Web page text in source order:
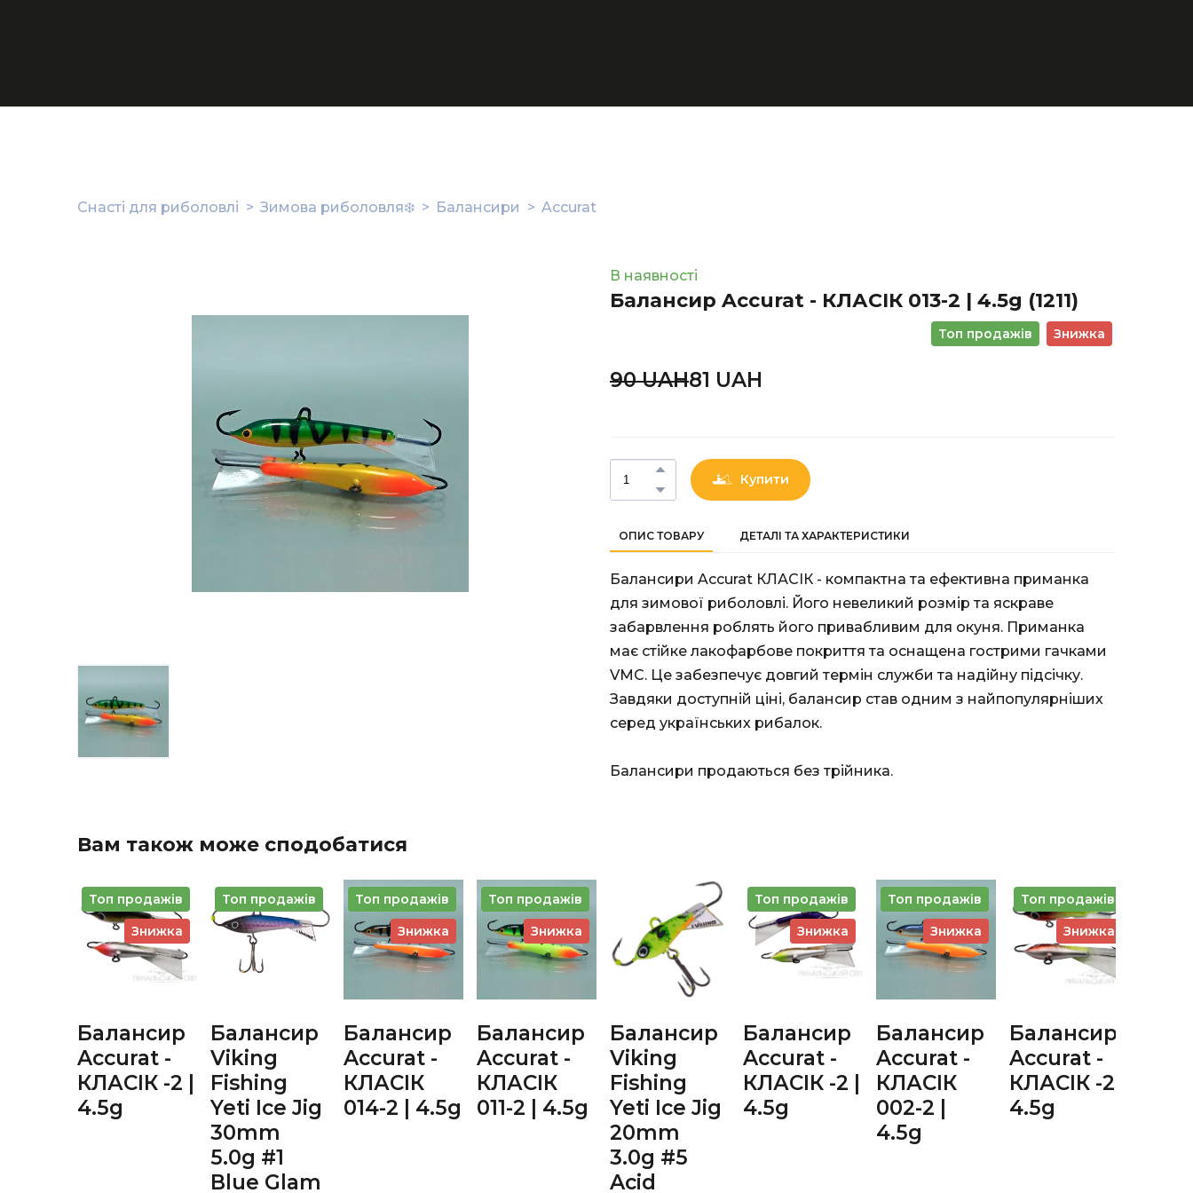
Снасті для риболовлі Зимова риболовля❄️ Балансири Accurat
В наявності
Балансир Accurat - КЛАСІК 013-2 | 4.5g (1211)
Топ продажів Знижка
90 UAН81 UAН
Купити
ОПИС ТОВАРУ ДЕТАЛІ ТА ХАРАКТЕРИСТИКИ
Балансири Accurat КЛАСІК - компактна та ефективна приманка
для зимової риболовлі. Його невеликий розмір та яскраве
забарвлення роблять його привабливим для окуня. Приманка
має стійке лакофарбове покриття та оснащена гострими гачками
VMC. Це забезпечує довгий термін служби та надійну підсічку.
Завдяки доступній ціні, балансир став одним з найпопулярніших
серед українських рибалок.
Балансири продаються без трійника.
Вам також може сподобатися
Топ продажів
Знижка
Балансир
Accurat -
КЛАСІК -2 |
4.5g
Топ продажів
Балансир
Viking
Fishing
Yeti Ice Jig
30mm
5.0g #1
Blue Glam
Топ продажів
Знижка
Балансир
Accurat -
КЛАСІК
014-2 | 4.5g
Топ продажів
Знижка
Балансир
Accurat -
КЛАСІК
011-2 | 4.5g
Балансир
Viking
Fishing
Yeti Ice Jig
20mm
3.0g #5
Acid
Топ продажів
Знижка
Балансир
Accurat -
КЛАСІК -2 |
4.5g
Топ продажів
Знижка
Балансир
Accurat -
КЛАСІК
002-2 |
4.5g
Топ продажів
Знижка
Балансир
Accurat -
КЛАСІК -2 |
4.5g